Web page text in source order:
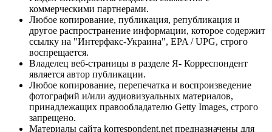
коммерческими партнерами.
Любое копирование, публикация, републикация и
другое распространение информации, которое содержит
ссылку на "Интерфакс-Украина", EPA / UPG, строго
воспрещается.
Владелец веб-страницы в разделе Я- Корреспондент
является автор публикации.
Любое копирование, перепечатка и воспроизведение
фотографий и/или аудиовизуальных материалов,
принадлежащих правообладателю Getty Images, строго
запрещено.
Материалы сайта korrespondent.net предназначены для